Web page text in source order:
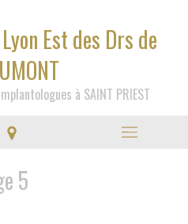
Est des Drs de
à SAINT PRIEST
5